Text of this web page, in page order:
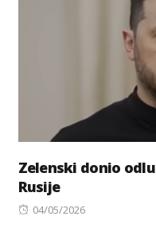
Zelenski donio
Rusije
Posted
04/05/2026